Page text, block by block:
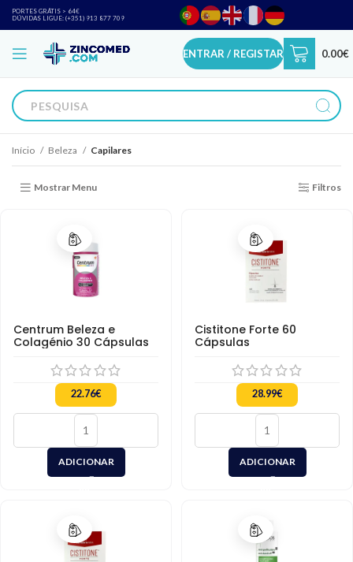
PORTES GRÁTIS > 64€
DÚVIDAS LIGUE: (+351) 913 877 709
ENTRAR / REGISTAR 0.00€
Início Beleza Capilares
Mostrar Menu Filtros
Centrum Beleza e
Colagénio 30 Cápsulas
22.76€
ADICIONAR
Cistitone Forte 60
Cápsulas
28.99€
ADICIONAR